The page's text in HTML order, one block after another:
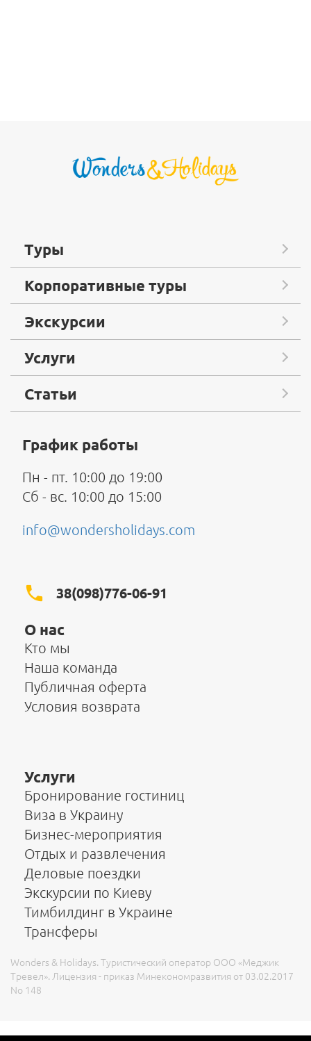
Туры
Корпоративные туры
Экскурсии
Услуги
Статьи
График работы
Пн - пт. 10:00 до 19:00
Сб - вс. 10:00 до 15:00
info@wondersholidays.com
38(098)776-06-91
О нас
Кто мы
Наша команда
Публичная оферта
Условия возврата
Услуги
Бронирование гостиниц
Виза в Украину
Бизнес-мероприятия
Отдых и развлечения
Деловые поездки
Экскурсии по Киеву
Тимбилдинг в Украине
Трансферы
Wonders & Holidays. Туристический оператор ООО «Меджик
Тревел». Лицензия - приказ Минекономразвития от 03.02.2017
No 148